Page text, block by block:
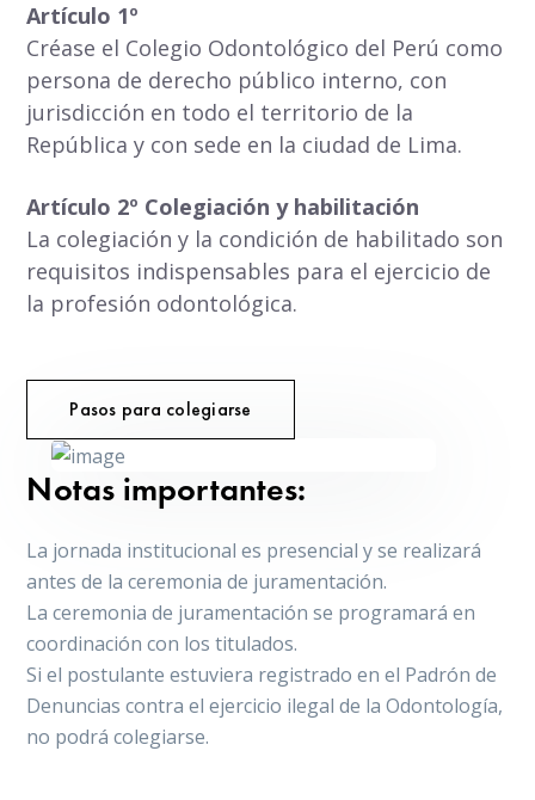
Artículo 1º
Créase el Colegio Odontológico del Perú como
persona de derecho público interno, con
jurisdicción en todo el territorio de la
República y con sede en la ciudad de Lima.
Artículo 2º Colegiación y habilitación
La colegiación y la condición de habilitado son
requisitos indispensables para el ejercicio de
la profesión odontológica.
Pasos para colegiarse
Notas importantes:
La jornada institucional es presencial y se realizará
antes de la ceremonia de juramentación.
La ceremonia de juramentación se programará en
coordinación con los titulados.
Si el postulante estuviera registrado en el Padrón de
Denuncias contra el ejercicio ilegal de la Odontología,
no podrá colegiarse.